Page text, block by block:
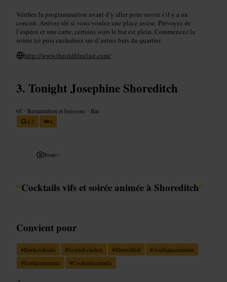
Vérifiez la programmation avant d’y aller pour savoir s’il y a un
concert. Arrivez tôt si vous voulez une place assise. Prévoyez de
l’espèce et une carte, certains soirs le bar est plein. Commencez la
soirée ici puis enchaînez sur d’autres bars du quartier.
http://www.theoldbluelast.com/
Tonight Josephine Shoreditch
€€ • Restauration et boissons • Bar
4,7
4
Image /
“Cocktails vifs et soirée animée à Shoreditch”
Convient pour
#Baràcocktails #SoiréeLondres #Shoreditch #Ambianceanimée
#Sortirentreamis #Cocktailscréatifs